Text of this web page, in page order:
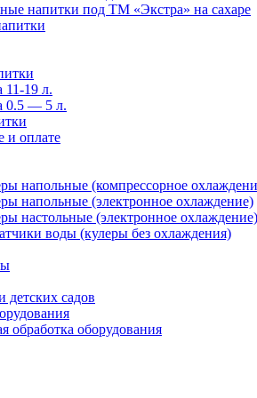
напитки под ТМ «Экстра» на сахаре
11-19 л.
0.5 — 5 л.
и оплате
напольные (компрессорное
напольные (электронное охлаждение)
настольные (электронное охлаждение)
воды (кулеры без охлаждения)
детских садов
обработка оборудования